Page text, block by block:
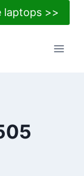
laptops >>